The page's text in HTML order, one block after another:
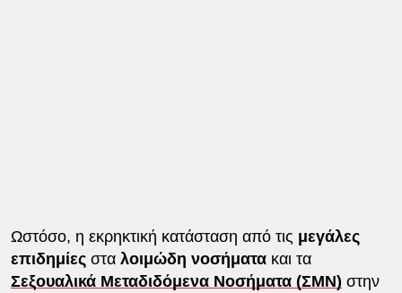
Ωστόσο, η εκρηκτική κατάσταση από τις μεγάλες
επιδημίεςστα λοιμώδη νοσήματακαι τα
Σεξουαλικά Μεταδιδόμενα Νοσήματα (ΣΜΝ) στην